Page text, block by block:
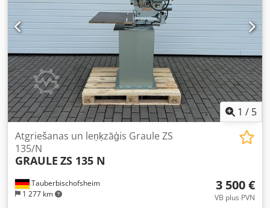
1 / 5
Tauberbischofsheim
1 277 km
Atgriešanas un leņķzāģis Graule ZS
135/N
GRAULE ZS 135 N
3 500 €
VB plus PVN